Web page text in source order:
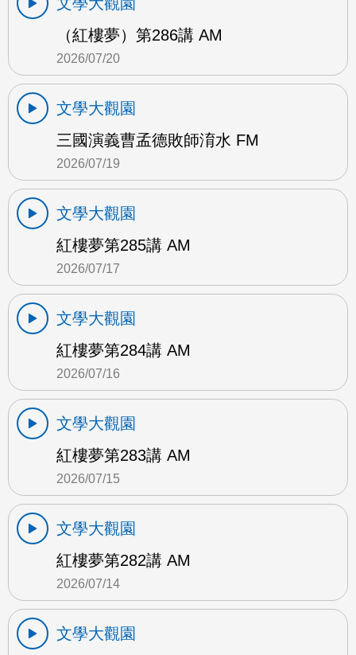
（紅樓夢）第286講 AM
2026/07/20
文學大觀園
三國演義曹孟德敗師淯水 FM
2026/07/19
文學大觀園
紅樓夢第285講 AM
2026/07/17
文學大觀園
紅樓夢第284講 AM
2026/07/16
文學大觀園
紅樓夢第283講 AM
2026/07/15
文學大觀園
紅樓夢第282講 AM
2026/07/14
文學大觀園